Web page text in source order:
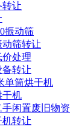
让
振动筛
动筛转让
处理
转让
单筒烘干机
干机
闲置废旧物资
转让